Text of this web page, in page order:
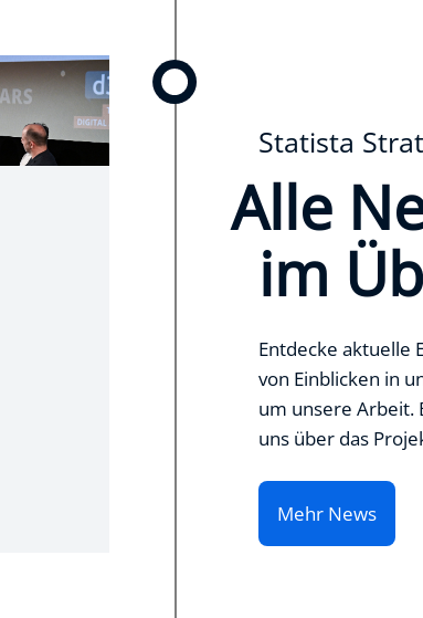
Statista
Alle
im
Entdecke aktuelle
von Einblicken in
um unsere Arbeit.
uns über das
Mehr News